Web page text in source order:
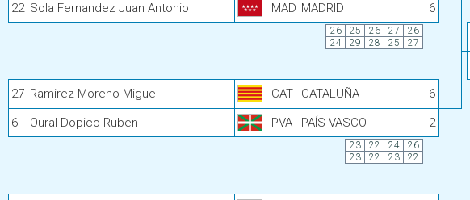
22 Sola Fernandez Juan Antonio MAD MADRID 6
26 25 26 27
26
24
29 28 25 27
27 Ramirez Moreno Miguel CAT CATALUÑA 6
6 Oural Dopico Ruben PVA PAÍS VASCO 2
23 22 24
26
23
22 23 22